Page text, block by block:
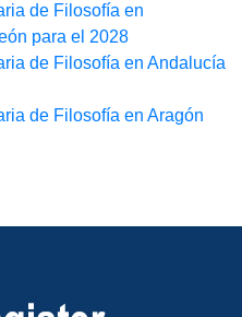
de Filosofía en
para el 2028
de Filosofía en Andalucía
de Filosofía en Aragón